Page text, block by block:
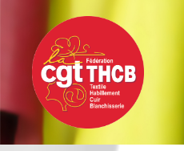
contenu
principal